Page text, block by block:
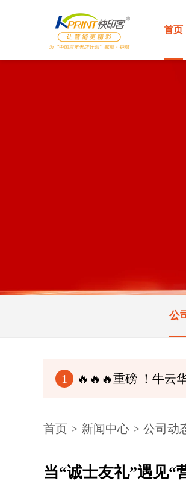
首页
公
1 🔥🔥🔥重磅 ！牛云华夏一次
首页 > 新闻中心 > 公司动
当“诚士友礼”遇见“